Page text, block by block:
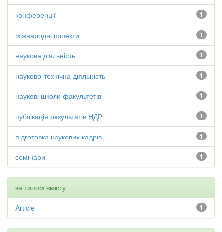
1
конференції
1
міжнародні проекти
1
наукова діяльність
1
науково-технічна діяльність
1
наукові школи факультетів
1
публікація результатів НДР
1
підготовка наукових кадрів
1
семінари
за типом вмісту
1
Article